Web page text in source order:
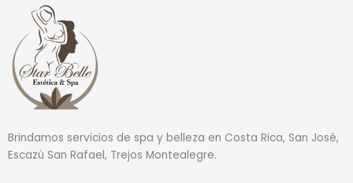
Brindamos servicios de spa y belleza en Costa Rica, San José,
Escazú San Rafael, Trejos Montealegre.